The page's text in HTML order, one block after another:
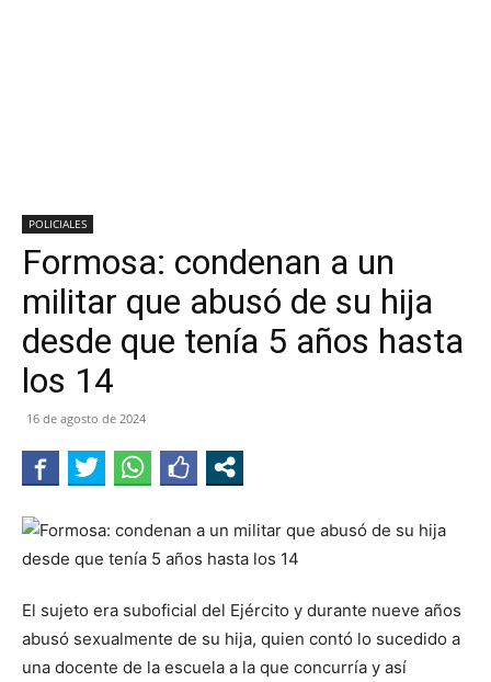
POLICIALES
Formosa: condenan a un
militar que abusó de su hija
desde que tenía 5 años hasta
los 14
16 de agosto de 2024
El sujeto era suboficial del Ejército y durante nueve años
abusó sexualmente de su hija, quien contó lo sucedido a
una docente de la escuela a la que concurría y así